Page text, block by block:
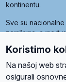
kontinentu.
Sve su
zemljama, a
Radio Maria).
kojima je i
Koristimo
Na našoj web
osigurali